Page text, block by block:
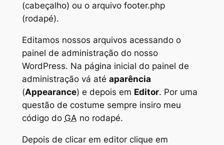
(cabeçalho) ou o arquivo footer.php
(rodapé).
Editamos nossos arquivos acessando o
painel de administração do nosso
WordPress. Na página inicial do painel de
administração vá até aparência
(Appearance) e depois em Editor. Por uma
questão de costume sempre insiro meu
código do GA no rodapé.
Depois de clicar em editor clique em